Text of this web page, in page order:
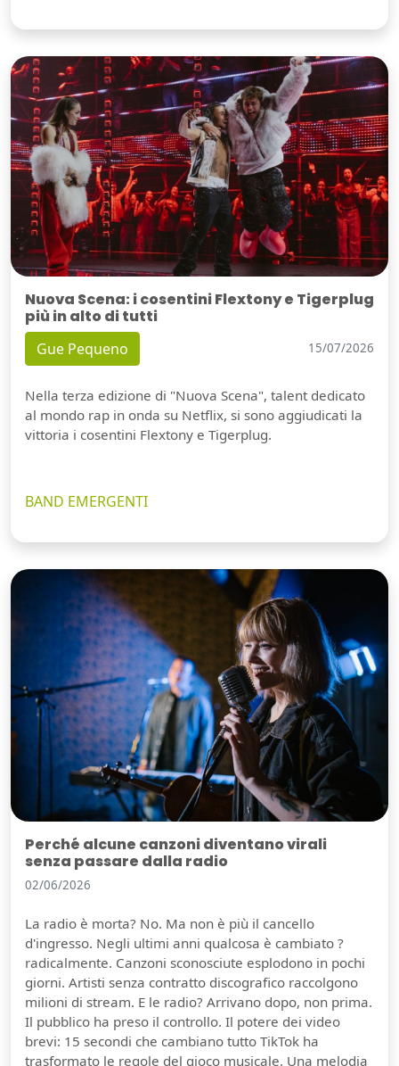
Nuova Scena: i cosentini Flextony e Tigerplug
più in alto di tutti
Gue Pequeno 15/07/2026
Nella terza edizione di "Nuova Scena", talent dedicato
al mondo rap in onda su Netflix, si sono aggiudicati la
vittoria i cosentini Flextony e Tigerplug.
BAND EMERGENTI
Perché alcune canzoni diventano virali
senza passare dalla radio
02/06/2026
La radio è morta? No. Ma non è più il cancello
d'ingresso. Negli ultimi anni qualcosa è cambiato ?
radicalmente. Canzoni sconosciute esplodono in pochi
giorni. Artisti senza contratto discografico raccolgono
milioni di stream. E le radio? Arrivano dopo, non prima.
Il pubblico ha preso il controllo. Il potere dei video
brevi: 15 secondi che cambiano tutto TikTok ha
trasformato le regole del gioco musicale. Una melodia